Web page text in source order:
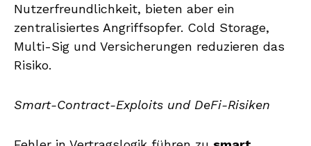
Nutzerfreundlichkeit, bieten aber ein
zentralisiertes Angriffsopfer. Cold Storage,
Multi-Sig und Versicherungen reduzieren das
Risiko.
Smart-Contract-Exploits und DeFi-Risiken